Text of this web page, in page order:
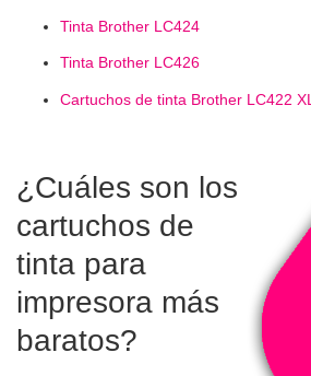
Tinta Brother LC424
Tinta Brother LC426
Cartuchos de tinta Brother LC422 XL
¿Cuáles son los
cartuchos de
tinta para
impresora más
baratos?